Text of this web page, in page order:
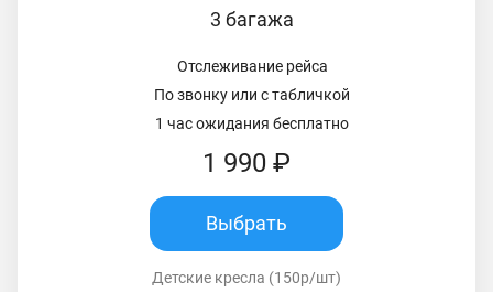
3 багажа
Отслеживание рейса
По звонку или с табличкой
1 час ожидания бесплатно
1 990 ₽
Выбрать
Детские кресла (150р/шт)